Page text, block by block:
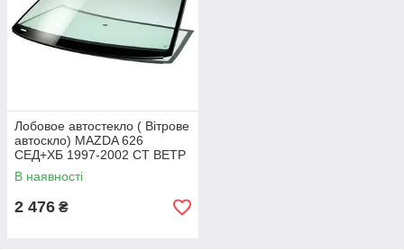
Лобовое автостекло ( Вітрове
автоскло) MAZDA 626
СЕД+ХБ 1997-2002 СТ ВЕТР
ЗЛ
В наявності
2 476 ₴